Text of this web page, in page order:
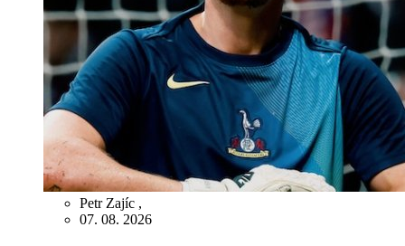
Petr Zajíc ,
07. 08. 2026